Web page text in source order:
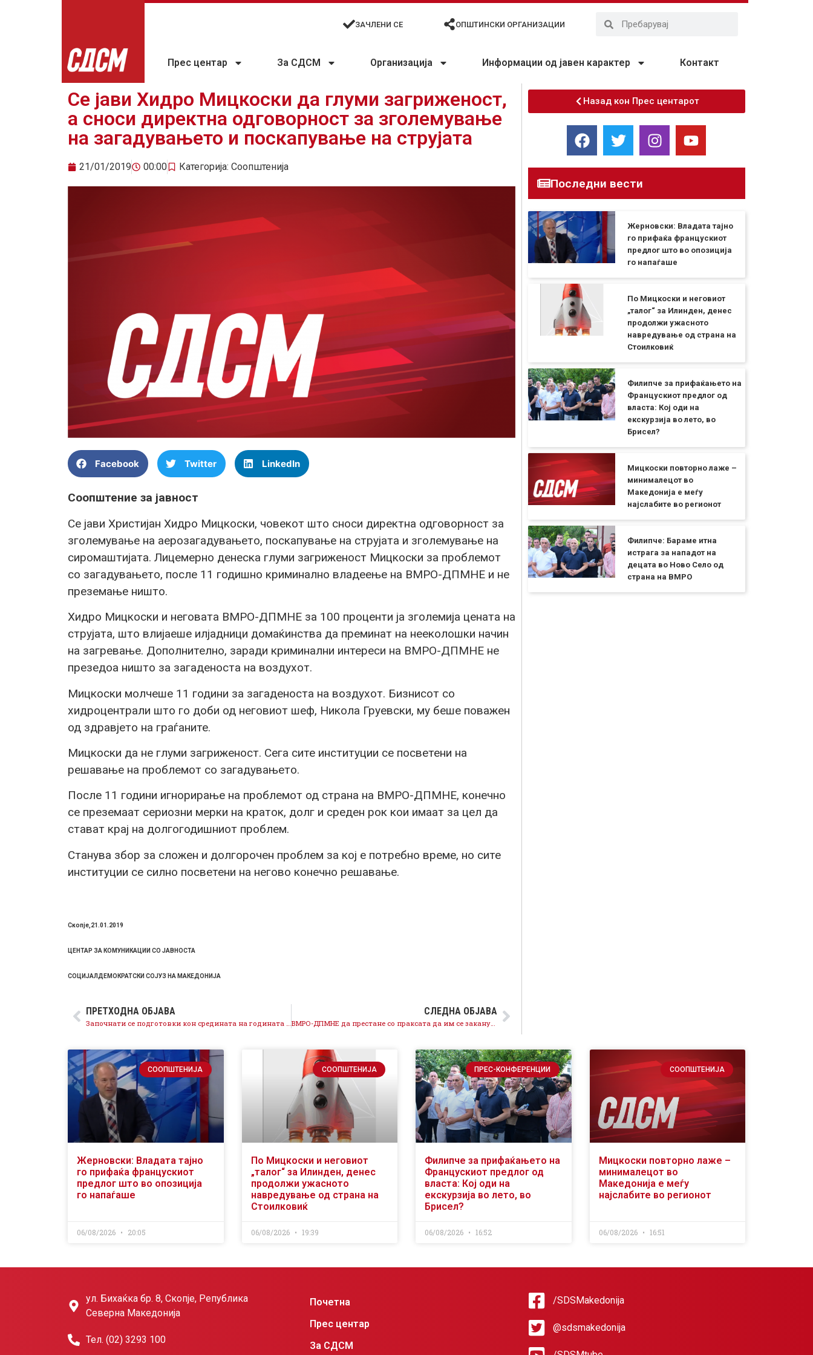
ЗАЧЛЕНИ СЕ ОПШТИНСКИ ОРГАНИЗАЦИИ
Прес центар За СДСМ Организација Информации од јавен карактер Контакт
Се јави Хидро Мицкоски да глуми загриженост,
а сноси директна одговорност за зголемување
на загадувањето и поскапување на струјата
21/01/2019 00:00 Категорија: Соопштенија
Facebook Twitter LinkedIn
Соопштение за јавност
Се јави Христијан Хидро Мицкоски, човекот што сноси директна одговорност за
зголемување на аерозагадувањето, поскапување на струјата и зголемување на
сиромаштијата. Лицемерно денеска глуми загриженост Мицкоски за проблемот
со загадувањето, после 11 годишно криминално владеење на ВМРО-ДПМНЕ и не
преземање ништо.
Хидро Мицкоски и неговата ВМРО-ДПМНЕ за 100 проценти ја зголемија цената на
струјата, што влијаеше илјадници домаќинства да преминат на нееколошки начин
на загревање. Дополнително, заради криминални интереси на ВМРО-ДПМНЕ не
презедоа ништо за загаденоста на воздухот.
Мицкоски молчеше 11 години за загаденоста на воздухот. Бизнисот со
хидроцентрали што го доби од неговиот шеф, Никола Груевски, му беше поважен
од здравјето на граѓаните.
Мицкоски да не глуми загриженост. Сега сите институции се посветени на
решавање на проблемот со загадувањето.
После 11 години игнорирање на проблемот од страна на ВМРО-ДПМНЕ, конечно
се преземаат сериозни мерки на краток, долг и среден рок кои имаат за цел да
стават крај на долгогодишниот проблем.
Станува збор за сложен и долгорочен проблем за кој е потребно време, но сите
институции се силно посветени на негово конечно решавање.
Скопје, 21.01.2019
ЦЕНТАР ЗА КОМУНИКАЦИИ СО ЈАВНОСТА
СОЦИЈАЛДЕМОКРАТСКИ СОЈУЗ НА МАКЕДОНИЈА
ПРЕТХОДНА ОБЈАВА СЛЕДНА ОБЈАВА
Назад кон Прес центарот
Последни вести
Жерновски: Владата тајно
го прифаќа францускиот
предлог што во опозиција
го напаѓаше
По Мицкоски и неговиот
„талог“ за Илинден, денес
продолжи ужасното
навредување од страна на
Стоилковиќ
Филипче за прифаќањето на
Францускиот предлог од
власта: Кој оди на
екскурзија во лето, во
Брисел?
Мицкоски повторно лаже –
минималецот во
Македонија е меѓу
најслабите во регионот
Филипче: Бараме итна
истрага за нападот на
децата во Ново Село од
страна на ВМРО
СООПШТЕНИЈА
Жерновски: Владата тајно
го прифаќа францускиот
предлог што во опозиција
го напаѓаше
06/08/2026 20:05
СООПШТЕНИЈА
По Мицкоски и неговиот
„талог“ за Илинден, денес
продолжи ужасното
навредување од страна на
Стоилковиќ
06/08/2026 19:39
ПРЕС-КОНФЕРЕНЦИИ
Филипче за прифаќањето на
Францускиот предлог од
власта: Кој оди на
екскурзија во лето, во
Брисел?
06/08/2026 16:52
СООПШТЕНИЈА
Мицкоски повторно лаже –
минималецот во
Македонија е меѓу
најслабите во регионот
06/08/2026 16:51
ул. Бихаќка бр. 8, Скопје, Република
Северна Македонија
Тел. (02) 3293 100
Почетна
Прес центар
За СДСМ
/SDSMakedonija
@sdsmakedonija